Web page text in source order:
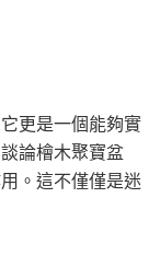
更是一個能夠實
論檜木聚寶盆
。這不僅僅是迷